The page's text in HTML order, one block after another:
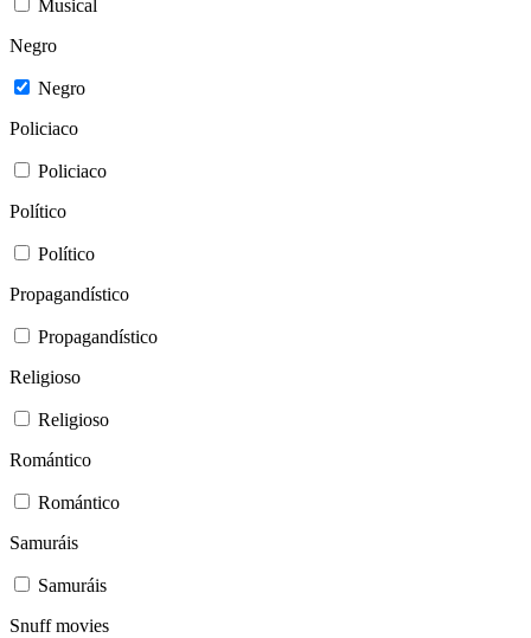
Musical
Negro
Negro
Policiaco
Policiaco
Político
Político
Propagandístico
Propagandístico
Religioso
Religioso
Romántico
Romántico
Samuráis
Samuráis
Snuff movies